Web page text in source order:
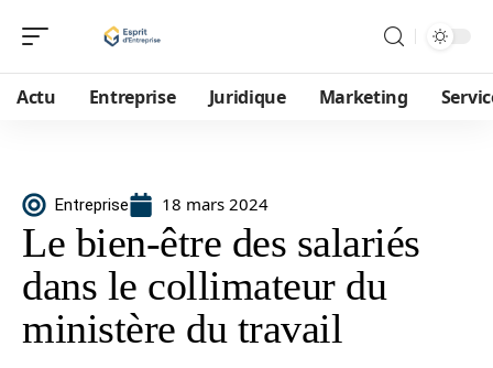
Actu Entreprise Juridique Marketing
Entreprise 18 mars 2024
Le bien-être des salariés
dans le collimateur du
ministère du travail